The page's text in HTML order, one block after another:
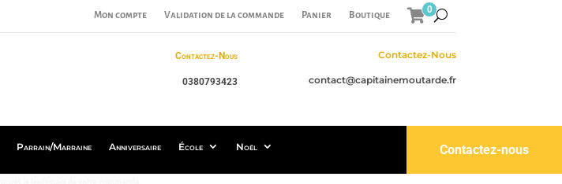
Mon compte Validation de la commande Panier Boutique
0
Contactez-Nous
0380793423
Contactez-Nous
contact@capitainemoutarde.fr
Parrain/Marraine Anniversaire École Noël Contactez-nous